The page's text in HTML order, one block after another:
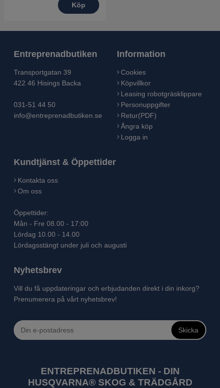
Köp
Entreprenadbutiken
Transportgatan 39
422 46 Hisings Backa
031-51 44 50
info@entreprenadbutiken.se
Information
Cookies
Köpvillkor
Leasing robotgräsklippare
Personuppgifter
Retur(PDF)
Ångra köp
Logga in
Kundtjänst & Öppettider
Kontakta oss
Om oss
Öppettider:
Mån - Fre 08.00 - 17:00
Lördag 10.00 - 14.00
Lördagsstängt under juli och augusti
Nyhetsbrev
Vill du få uppdateringar och erbjudanden direkt i din inkorg?
Prenumerera på vårt nyhetsbrev!
Skicka
ENTREPRENADBUTIKEN - DIN
HUSQVARNA® SKOG & TRÄDGÅRD